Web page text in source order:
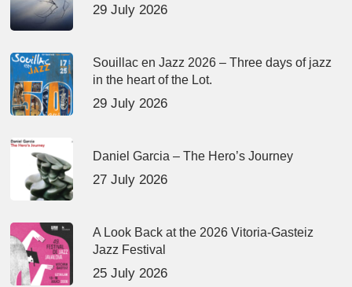
29 July 2026
Souillac en Jazz 2026 – Three days of jazz
in the heart of the Lot.
29 July 2026
Daniel Garcia – The Hero’s Journey
27 July 2026
A Look Back at the 2026 Vitoria-Gasteiz
Jazz Festival
25 July 2026